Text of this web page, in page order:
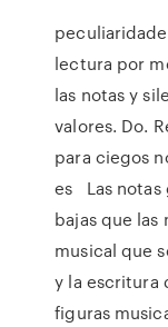
lectura por
las notas y
valores. Do.
para ciegos
es Las notas
bajas que las
musical que
y la escritura
figuras